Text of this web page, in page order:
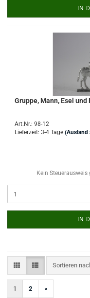
IN
Gruppe, Mann, Esel und
Art.Nr.: 98-12
Lieferzeit: 3-4 Tage (Ausland
Kein Steuerausweis
IN
Sortieren
Sortieren
1 2 »